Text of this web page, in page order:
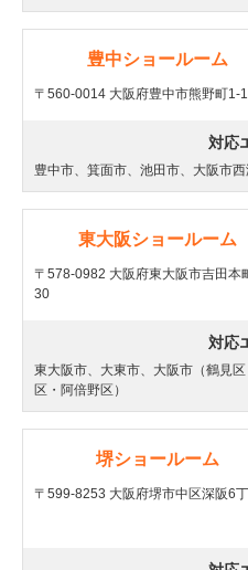
豊中ショールーム
〒560-0014 大阪府豊中市熊野町1-
対応
豊中市、箕面市、池田市、大阪市
東大阪ショールーム
〒578-0982 大阪府東大阪市吉田本
30
対応
東大阪市、大東市、大阪市（鶴見
区・阿倍野区）
堺ショールーム
〒599-8253 大阪府堺市中区深阪6